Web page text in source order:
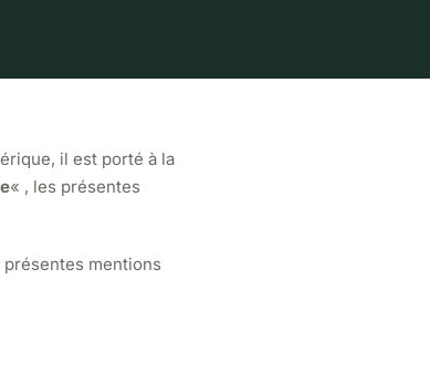
il est porté à la
« , les présentes
mentions